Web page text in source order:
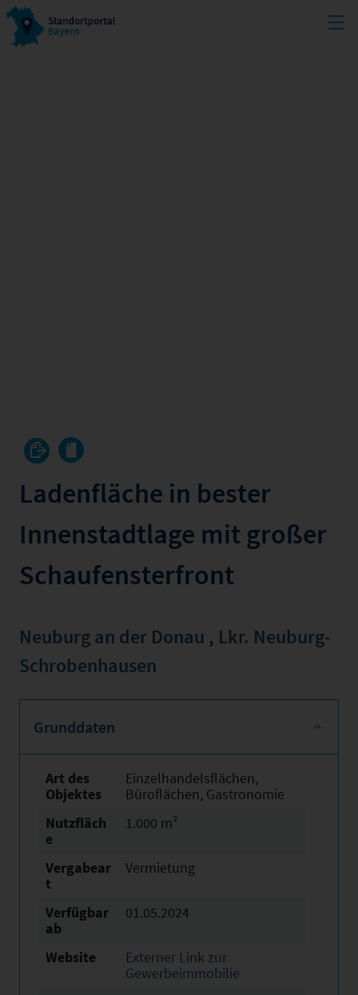
Ladenfläche in bester
Innenstadtlage mit großer
Schaufensterfront
Neuburg an der Donau , Lkr. Neuburg-
Schrobenhausen
Grunddaten
Art des
Objektes
Einzelhandelsflächen,
Büroflächen, Gastronomie
Nutzfläch
e
1.000 m²
Vergabear
t
Vermietung
Verfügbar
ab
01.05.2024
Website
Externer Link zur
Gewerbeimmobilie